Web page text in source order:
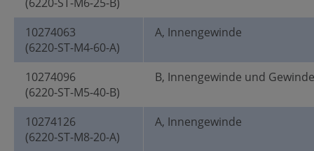
10274063
(6220-ST-M4-60-A)
A, Innengewinde
10274096
(6220-ST-M5-40-B)
B, Innengewinde und
10274126
(6220-ST-M8-20-A)
A, Innengewinde